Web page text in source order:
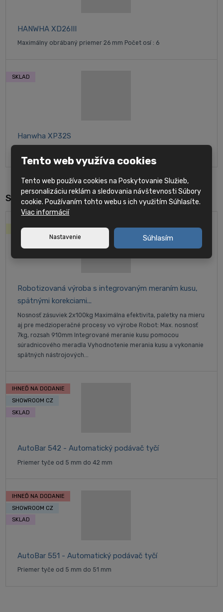
HANWHA XD26III
Maximálny obrábaný priemer 26 mm Počet osí : 6
Hanwha XP32S
SKLAD
Související produkty
Robotizovaná výroba s integrovaným meraním kusu,
spätnými korekciami...
Nosnosť zásuviek 2x100kg Maximálna efektivita, paletky na mieru
aj pre medzioperačné procesy vo výrobe Robot: Max. nosnosť
7kg, rozsah 910mm Integrované meranie kusu pomocou
súradnicového meradla Vyhodnotenie merania kusu a vykonanie
spätných nástrojových...
NOVINKA
AutoBar 542 - Automatický podávač tyčí
Priemer tyče od 5 mm do 42 mm
IHNEĎ NA DODANIE
SHOWROOM CZ
SKLAD
AutoBar 551 - Automatický podávač tyčí
Priemer tyče od 5 mm do 51 mm
IHNEĎ NA DODANIE
SHOWROOM CZ
SKLAD
Tento web využíva cookies
Tento web používa cookies na Poskytovanie Služieb,
personalizáciu reklám a sledovania návštevnosti Súbory
cookie. Používaním tohto webu s ich využitím Súhlasíte.
Viac informácií
Nastavenie Súhlasím